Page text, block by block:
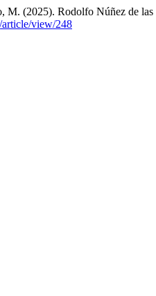
(2025). Rodolfo Núñez de las
view/248